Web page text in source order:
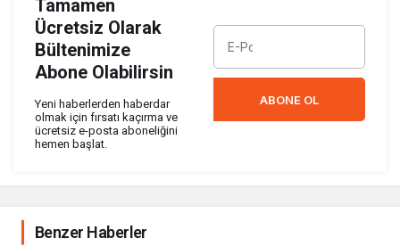
Tamamen
Ücretsiz Olarak
Bültenimize
Abone Olabilirsin
Yeni haberlerden haberdar
olmak için fırsatı kaçırma ve
ücretsiz e-posta aboneliğini
hemen başlat.
ABONE OL
Benzer Haberler